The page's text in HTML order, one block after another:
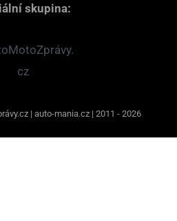
skupina:
| auto-mania.cz | 2011 - 2026